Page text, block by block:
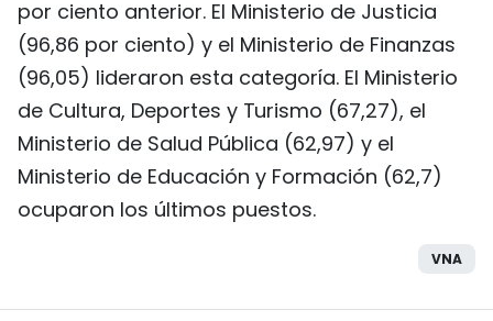
por ciento anterior. El Ministerio de Justicia
(96,86 por ciento) y el Ministerio de Finanzas
(96,05) lideraron esta categoría. El Ministerio
de Cultura, Deportes y Turismo (67,27), el
Ministerio de Salud Pública (62,97) y el
Ministerio de Educación y Formación (62,7)
ocuparon los últimos puestos.
VNA